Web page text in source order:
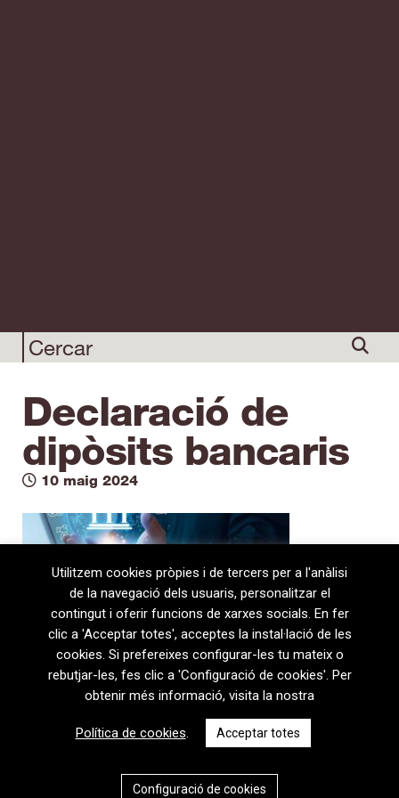
Declaració de
dipòsits bancaris
10 maig 2024
08720 Vilafranca del Penedès · General Prim 5, 2n · Barcelona
T+34 938 170 417 ·
+34 938 170 301
Política de privacitat|Política de cookies
Utilitzem cookies pròpies i de tercers per a l'anàlisi
de la navegació dels usuaris, personalitzar el
contingut i oferir funcions de xarxes socials. En fer
clic a 'Acceptar totes', acceptes la instal·lació de les
cookies. Si prefereixes configurar-les tu mateix o
rebutjar-les, fes clic a 'Configuració de cookies'. Per
obtenir més informació, visita la nostra
Política de cookies. Acceptar totes
Configuració de cookies